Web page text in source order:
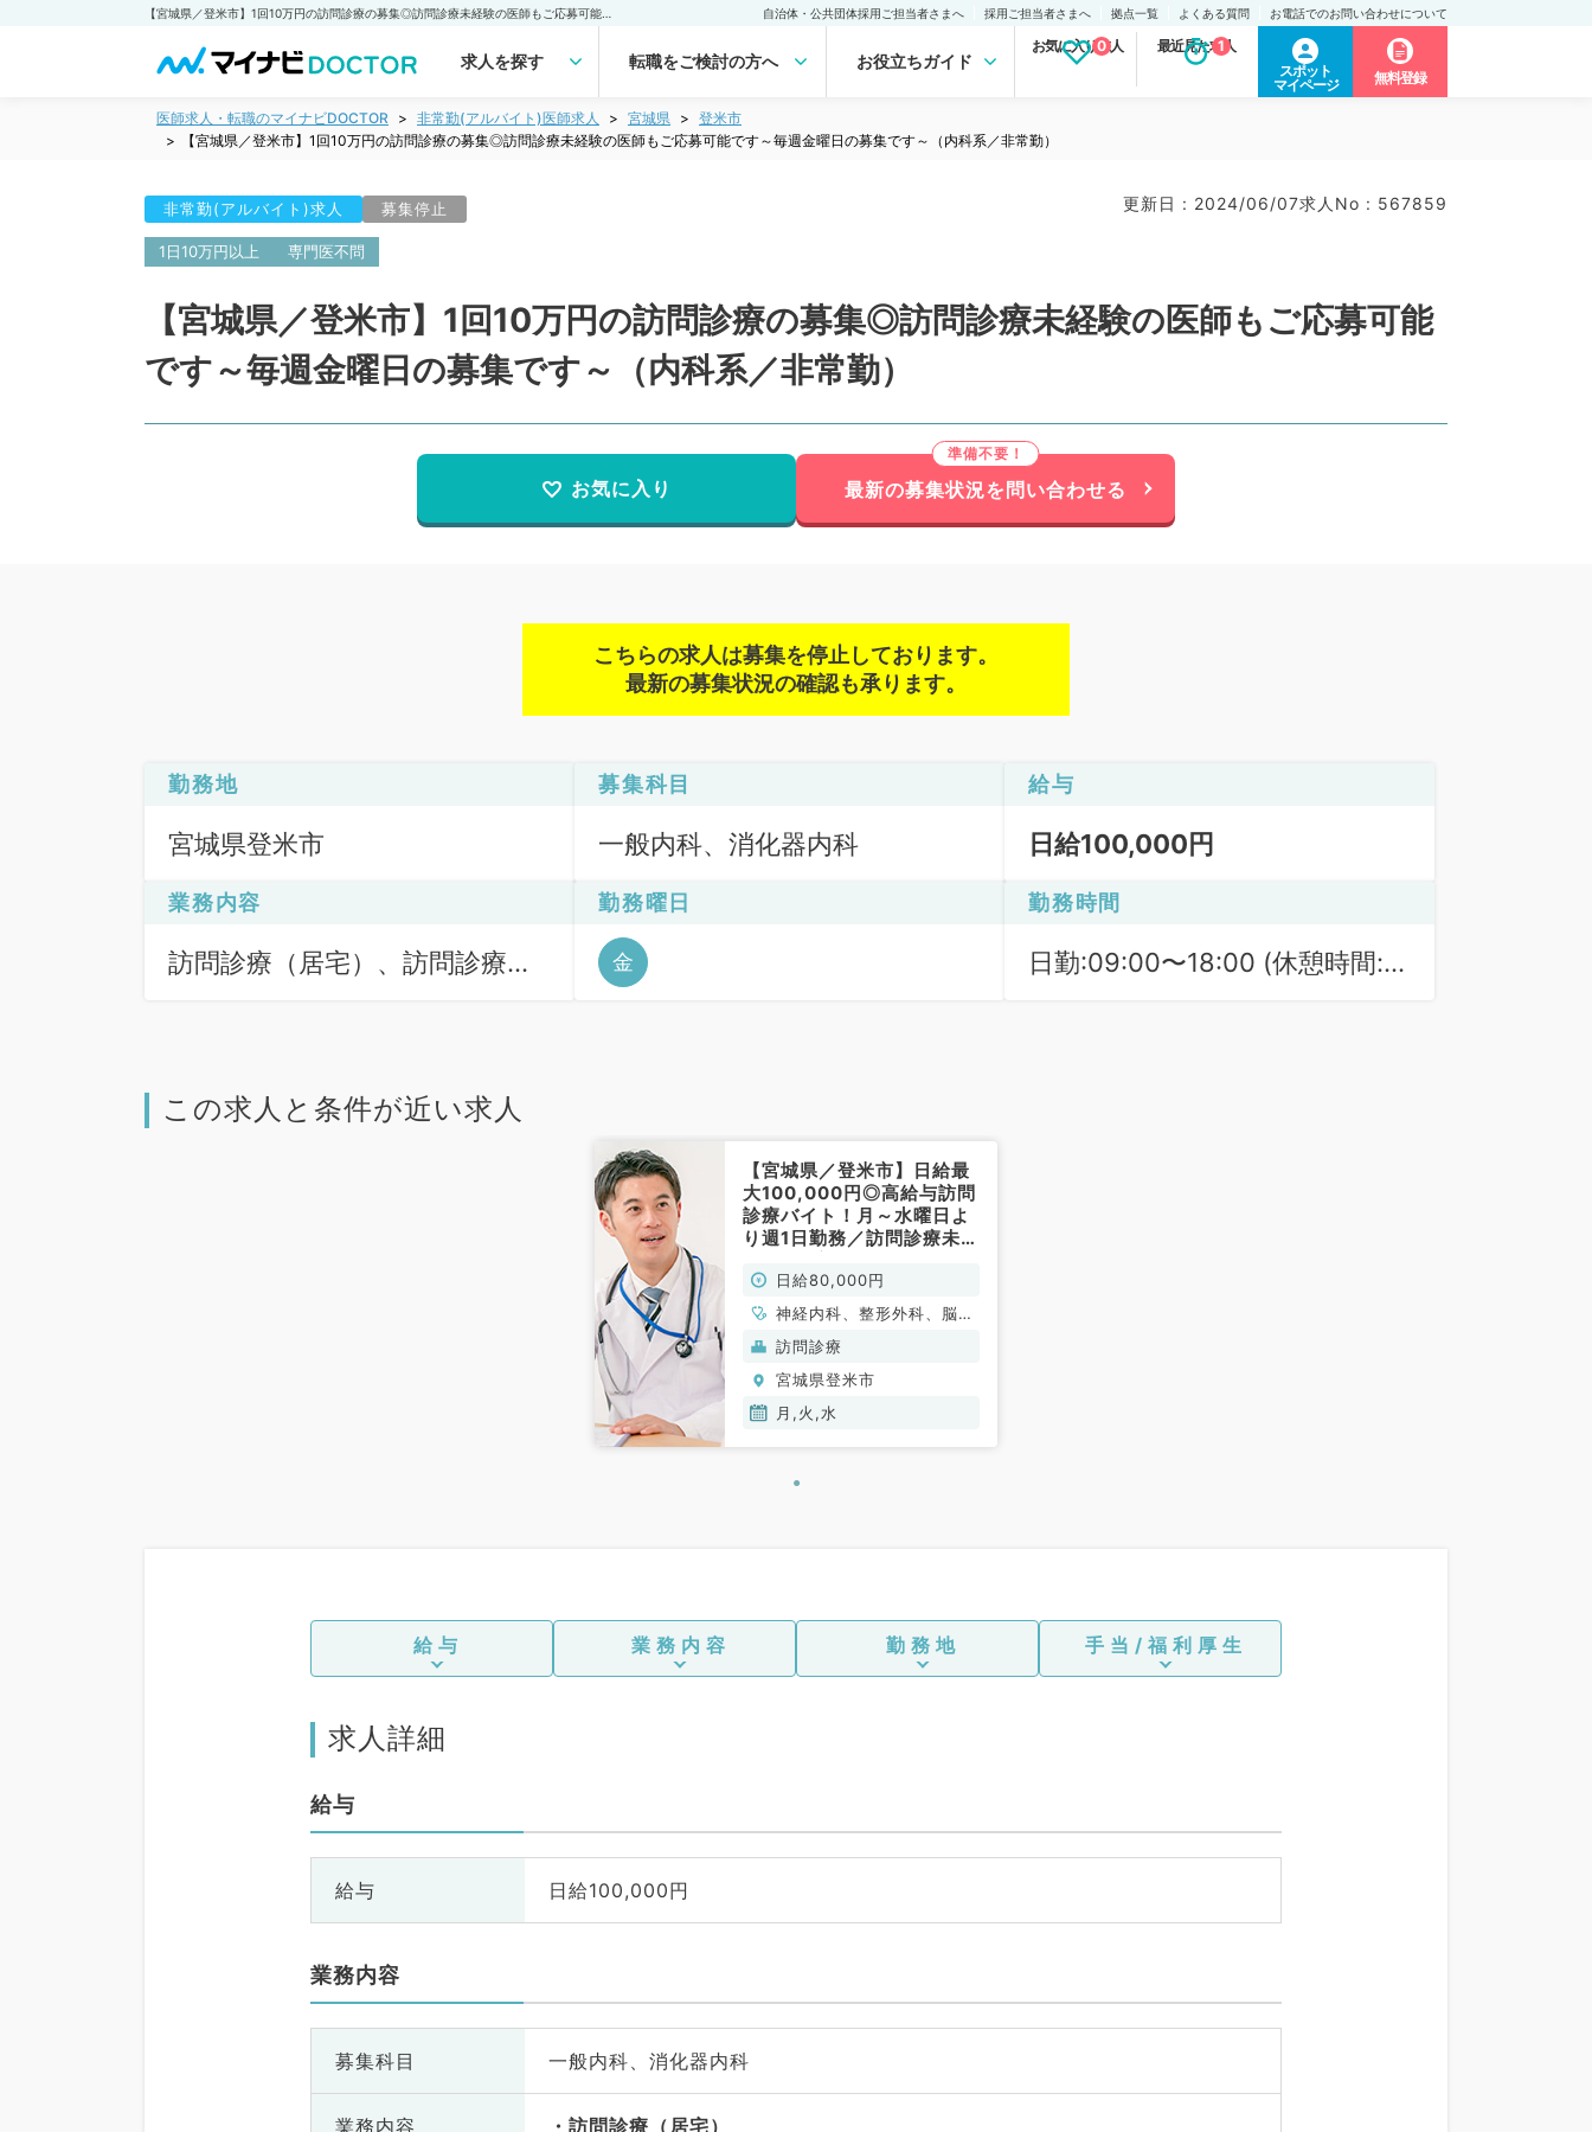
自治体・公共団体採用ご担当者さまへ 採用ご担当者さまへ 拠点一覧 よくある質問 お電話でのお問い合わせについて
求人を探す 転職をご検討の方へ お役立ちガイド
お気に入り求人
0 最近見た求人
1
スポット
マイページ
無料登録
医師求人・転職のマイナビDOCTOR 非常勤(アルバイト)医師求人 宮城県
登米市
【宮城県／登米市】1回10万円の訪問診療の募集◎訪問診療未経験の医師もご応募可能です～毎週金曜日の募集です～（内科系／非常勤）
非常勤(アルバイト)求人 募集停止 更新日 : 2024/06/07求人No : 567859
1日10万円以上 専門医不問
【宮城県／登米市】1回10万円の訪問診療の募集◎訪問診療未経験の医師もご応募可能
です～毎週金曜日の募集です～（内科系／非常勤）
お気に入り 最新の募集状況を問い合わせる
こちらの求人は募集を停止しております。
最新の募集状況の確認も承ります。
勤務地
宮城県登米市
募集科目
一般内科、消化器内科
給与
日給100,000円
業務内容
訪問診療（居宅）、訪問診療
勤務曜日
金
勤務時間
日勤:09:00〜18:00 (休憩時間:
この求人と条件が近い求人
【宮城県／登米市】日給最
大100,000円◎高給与訪問
診療バイト！月～水曜日よ
り週1日勤務／訪問診療未経
系・外科系／非常勤）
日給80,000円
神経内科、整形外科、脳神
経外科、心臓血管外科、泌
尿器科、一般内科、循環器
内科、呼吸器内科、消化器
内科、内分泌・代謝内科、
科、消化器外科、膠原病科
訪問診療
宮城県登米市
月,火,水
給与 業務内容 勤務地 手当/福利厚生
求人詳細
給与
給与 日給100,000円
業務内容
募集科目 一般内科、消化器内科
業務内容
訪問診療（居宅）